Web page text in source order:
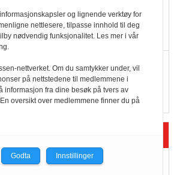
KI lager mat i butikken
Q passerte 1 milliard i
Rema i 2025
Kolonihagens norske
og lignende verktøy for
nettlesere, tilpasse innhold til deg
nødvendig funksjonalitet. Les mer i vår
nettverket. Om du samtykker under, vil
på nettstedene til medlemmene i
informasjon fra dine besøk på tvers av
oversikt over medlemmene finner du på
Godta Innstillinger